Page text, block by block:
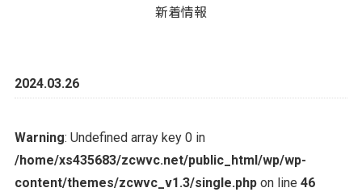
新着情報
2024.03.26
Warning: Undefined array key 0 in
/home/xs435683/zcwvc.net/public_html/wp/wp-
content/themes/zcwvc_v1.3/single.phpon line 46